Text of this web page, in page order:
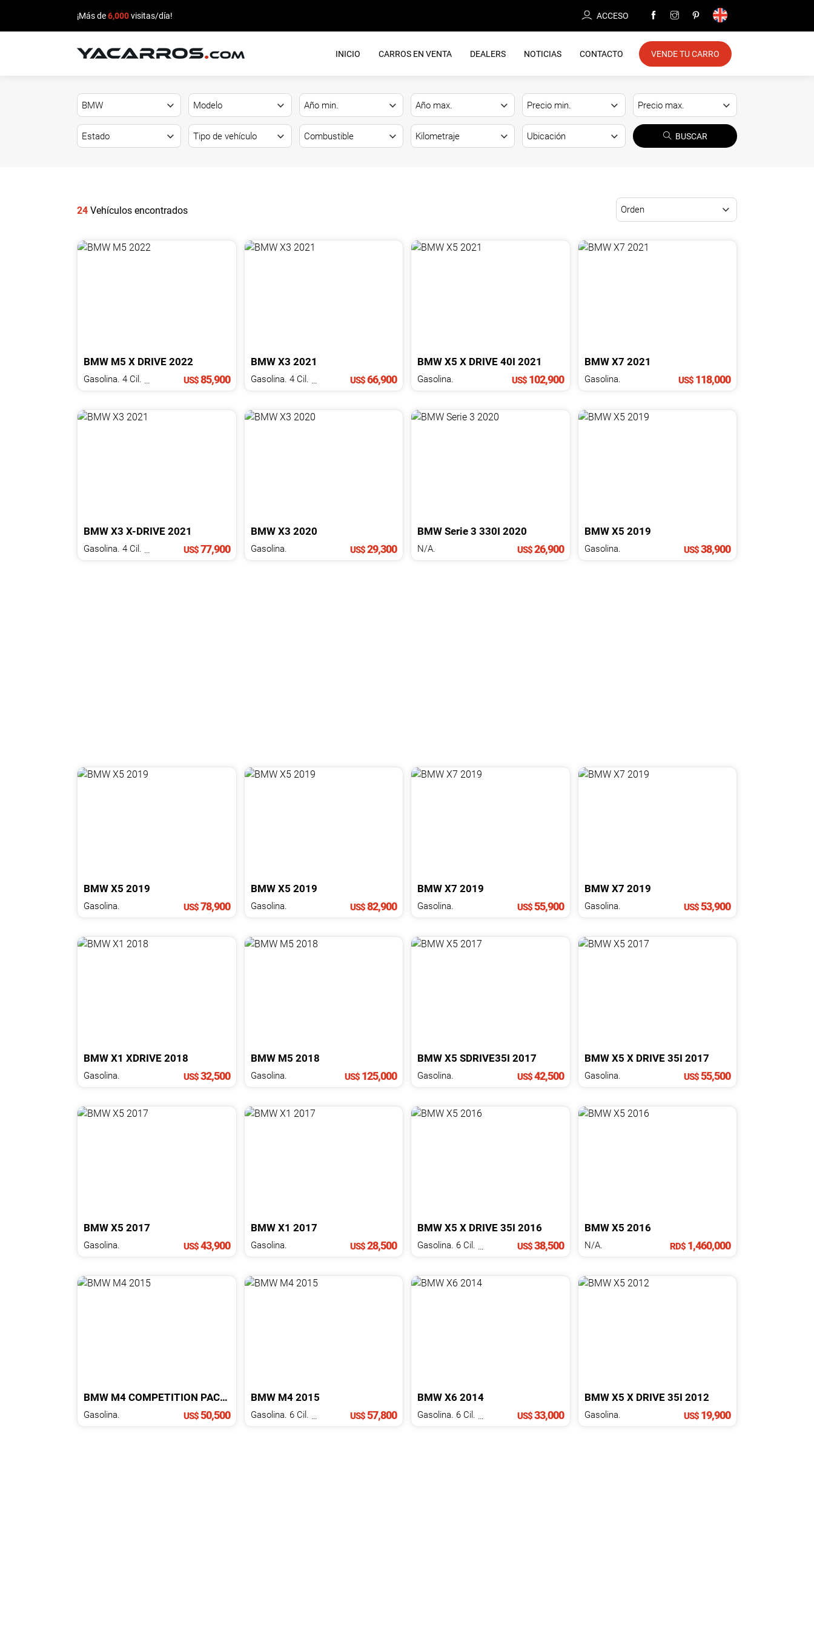
¡Más de6,000visitas/día! ACCESO
INICIO CARROS EN VENTA DEALERS NOTICIAS CONTACTO VENDE TU CARRO
BUSCAR
24 Vehículos encontrados
BMW M5 X DRIVE 2022
US$85,900
BMW X3 2021
US$66,900
BMW X5 X DRIVE 40I 2021
Gasolina. US$102,900
BMW X7 2021
Gasolina. US$ 118,000
BMW X3 X-DRIVE 2021
US$77,900
BMW X3 2020
Gasolina. US$29,300
BMW Serie 3 330I 2020
N/A. US$26,900
BMW X5 2019
Gasolina. US$38,900
BMW X5 2019
Gasolina. US$78,900
BMW X5 2019
Gasolina. US$82,900
BMW X7 2019
Gasolina. US$55,900
BMW X7 2019
Gasolina. US$53,900
BMW X1 XDRIVE 2018
Gasolina. US$32,500
BMW M5 2018
Gasolina. US$ 125,000
BMW X5 SDRIVE35I 2017
Gasolina. US$42,500
BMW X5 X DRIVE 35I 2017
Gasolina. US$55,500
BMW X5 2017
Gasolina. US$43,900
BMW X1 2017
Gasolina. US$28,500
BMW X5 X DRIVE 35I 2016
US$38,500
BMW X5 2016
N/A. RD$ 1,460,000
BMW M4 COMPETITION PACKAGE 2015
Gasolina. US$50,500
BMW M4 2015
US$57,800
BMW X6 2014
US$33,000
BMW X5 X DRIVE 35I 2012
Gasolina. US$ 19,900